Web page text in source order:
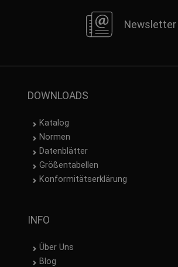
Newsletter
DOWNLOADS
Katalog
Normen
Datenblätter
Größentabellen
Konformitätserklärung
INFO
Über Uns
Blog